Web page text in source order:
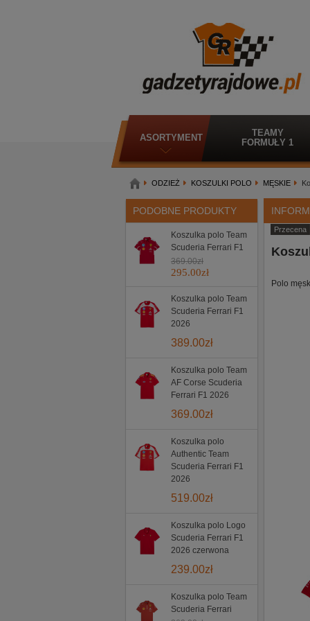
ASORTYMENT
TEAMY
FORMUŁY 1
ODZIEŻ KOSZULKI POLO MĘSKIE
PODOBNE PRODUKTY
Koszulka polo Team
Scuderia Ferrari F1
369.00zł
295.00zł
Koszulka polo Team
Scuderia Ferrari F1
2026
389.00zł
Koszulka polo Team
AF Corse Scuderia
Ferrari F1 2026
369.00zł
Koszulka polo
Authentic Team
Scuderia Ferrari F1
2026
519.00zł
Koszulka polo Logo
Scuderia Ferrari F1
2026 czerwona
239.00zł
Koszulka polo Team
Scuderia Ferrari
Przecena
Polo